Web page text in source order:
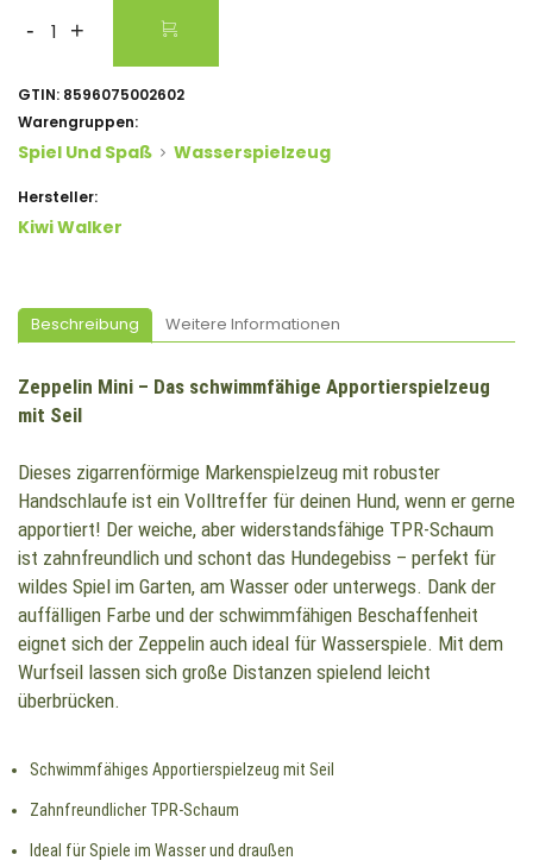
- +
GTIN: 8596075002602
Warengruppen:
Spiel Und Spaß Wasserspielzeug
Hersteller:
Kiwi Walker
Beschreibung Weitere Informationen
Zeppelin Mini – Das schwimmfähige Apportierspielzeug
mit Seil
Dieses zigarrenförmige Markenspielzeug mit robuster
Handschlaufe ist ein Volltreffer für deinen Hund, wenn er gerne
apportiert! Der weiche, aber widerstandsfähige TPR-Schaum
ist zahnfreundlich und schont das Hundegebiss – perfekt für
wildes Spiel im Garten, am Wasser oder unterwegs. Dank der
auffälligen Farbe und der schwimmfähigen Beschaffenheit
eignet sich der Zeppelin auch ideal für Wasserspiele. Mit dem
Wurfseil lassen sich große Distanzen spielend leicht
überbrücken.
Schwimmfähiges Apportierspielzeug mit Seil
Zahnfreundlicher TPR-Schaum
Ideal für Spiele im Wasser und draußen